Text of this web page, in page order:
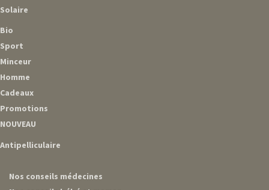
Solaire
Bio
Sport
Minceur
Homme
Cadeaux
Promotions
NOUVEAU
Antipelliculaire
Nos conseils médecines